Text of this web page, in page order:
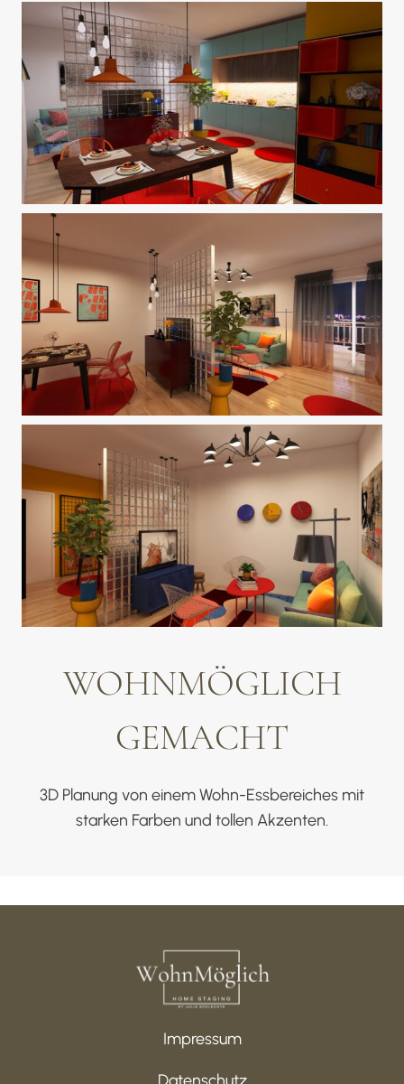
WOHNMÖGLICH
GEMACHT
3D Planung von einem Wohn-Essbereiches mit
starken Farben und tollen Akzenten.
Impressum